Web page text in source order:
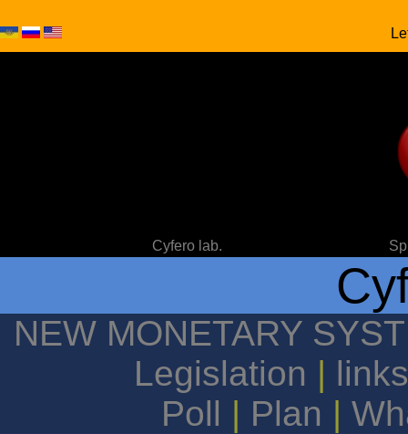
Cyfero lab.
NEW MONETARY
Legislation |
Poll | Plan |